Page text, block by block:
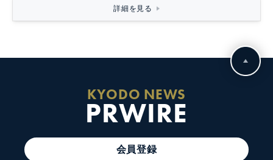
詳細を見る
KYODO NEWS
PRWIRE
会員登録